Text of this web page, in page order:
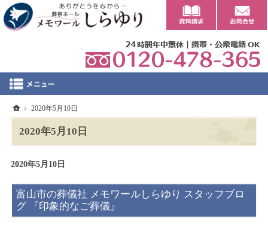
2020年5月10日
2020年5月10日
富山市の葬儀社 メモワールしらゆり スタッフブロ
グ 『印象的なご葬儀』
ホーム
2020年5月10日